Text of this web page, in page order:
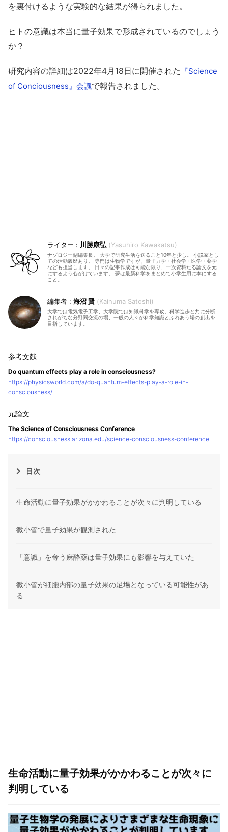
を裏付けるような実験的な結果が得られました。
ヒトの意識は本当に量子効果で形成されているのでしょう
か？
研究内容の詳細は2022年4月18日に開催された 『Science
of Conciousness』会議で報告されました。
川勝康弘 Yasuhiro Kawakatsu
ナゾロジー副編集長。 大学で研究生活を送ること10年と少し。 小説家とし
ての活動履歴あり。 専門は生物学ですが、量子力学・社会学・医学・薬学
なども担当します。 日々の記事作成は可能な限り、一次資料たる論文を元
にするよう心がけています。 夢は最新科学をまとめて小学生用に本にする
こと。
海沼 賢 Kainuma Satoshi
大学では電気電子工学、大学院では知識科学を専攻。科学進歩と共に分断
されがちな分野間交流の場、一般の人々が科学知識とふれあう場の創出を
目指しています。
Do quantum effects play a role in consciousness?
https://physicsworld.com/a/do-quantum-effects-play-a-role-in-
consciousness/
The Science of Consciousness Conference
https://consciousness.arizona.edu/science-consciousness-conference
目次
生命活動に量子効果がかかわることが次々に判明している
微小管で量子効果が観測された
「意識」を奪う麻酔薬は量子効果にも影響を与えていた
微小管が細胞内部の量子効果の足場となっている可能性があ
る
生命活動に量子効果がかかわることが次々に
判明している